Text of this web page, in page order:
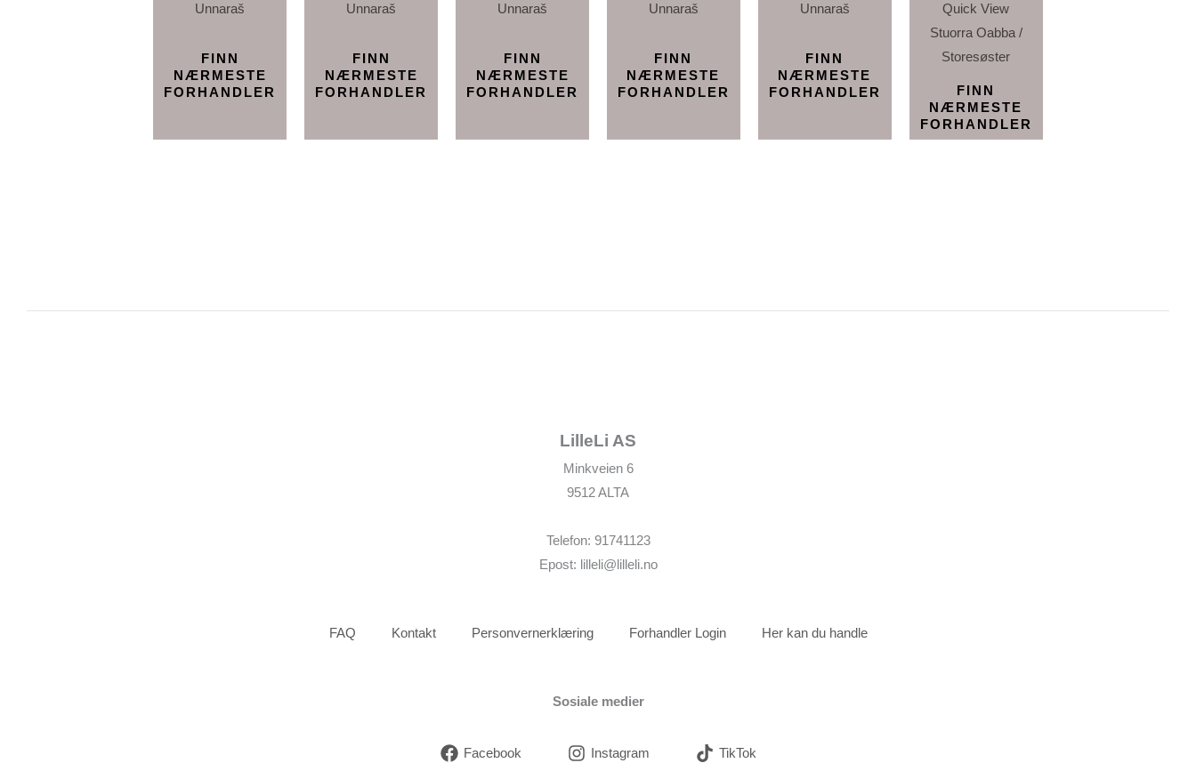
Unnaraš
FINN
NÆRMESTE
FORHANDLER
Unnaraš
FINN
NÆRMESTE
FORHANDLER
Unnaraš
FINN
NÆRMESTE
FORHANDLER
Unnaraš
FINN
NÆRMESTE
FORHANDLER
Unnaraš
FINN
NÆRMESTE
FORHANDLER
Quick View
Stuorra Oabba /
Storesøster
FINN
NÆRMESTE
FORHANDLER
LilleLi AS
Minkveien 6
9512 ALTA
Telefon: 91741123
Epost: lilleli@lilleli.no
FAQ Kontakt Personvernerklæring Forhandler Login Her kan du handle
Sosiale medier
Facebook Instagram TikTok